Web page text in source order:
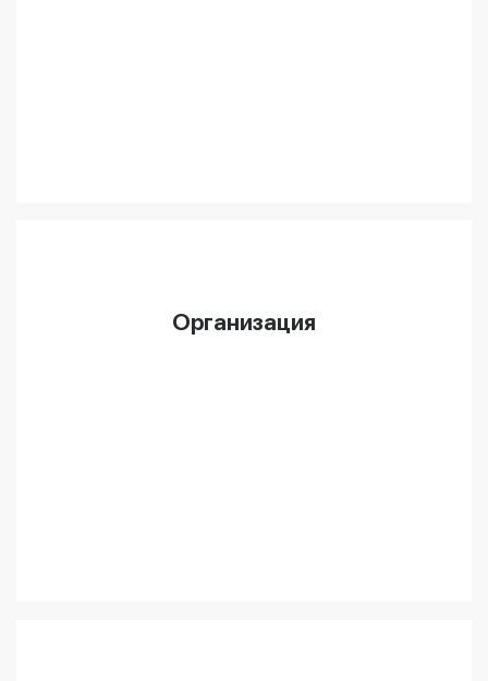
Организация